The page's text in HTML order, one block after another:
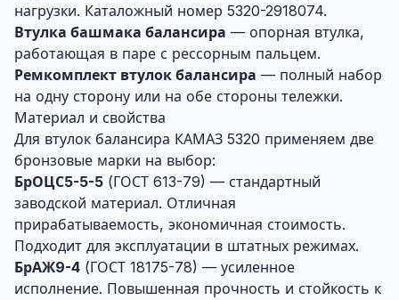
нагрузки. Каталожный номер 5320-2918074.
Втулка башмака балансира — опорная втулка,
работающая в паре с рессорным пальцем.
Ремкомплект втулок балансира — полный набор
на одну сторону или на обе стороны тележки.
Материал и свойства
Для втулок балансира КАМАЗ 5320 применяем две
бронзовые марки на выбор:
БрОЦС5-5-5 (ГОСТ 613-79) — стандартный
заводской материал. Отличная
прирабатываемость, экономичная стоимость.
Подходит для эксплуатации в штатных режимах.
БрАЖ9-4 (ГОСТ 18175-78) — усиленное
исполнение. Повышенная прочность и стойкость к